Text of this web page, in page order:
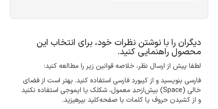
دیگران را با نوشتن نظرات خود، برای انتخاب این
محصول راهنمایی کنید.
لطفا پیش از ارسال نظر، خلاصه قوانین زیر را مطالعه کنید:
فارسی بنویسید و از کیبورد فارسی استفاده کنید. بهتر است از فضای
خالی (Space) بیش‌از‌حدِ معمول، شکلک یا ایموجی استفاده نکنید
و از کشیدن حروف یا کلمات با صفحه‌کلید بپرهیزید.